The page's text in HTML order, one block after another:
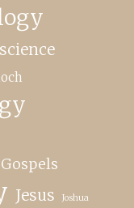
Gospels
Jesus Joshua